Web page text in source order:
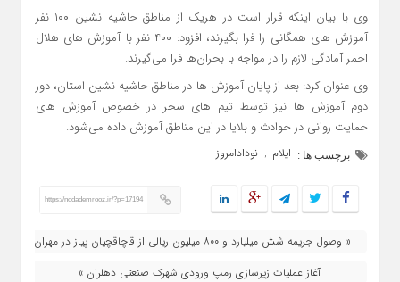
وی با بیان اینکه قرار است در هریک از مناطق حاشیه نشین ۱۰۰ نفر
آموزش های همگانی را فرا بگیرند، افزود: ۴۰۰ نفر با آموزش های هلال
احمر آمادگی لازم را در مواجه با بحران‌ها فرا می‌گیرند.
وی عنوان کرد: بعد از پایان آموزش ها در مناطق حاشیه نشین استان، دور
دوم آموزش ها نیز توسط تیم های سحر در خصوص آموزش های
حمایت روانی در حوادث و بلایا در این مناطق آموزش داده می‌شود.
برچسب ها : ایلام , نودادامروز
https://nodademrooz.ir/?p=17194
« وصول جریمه شش میلیارد و ۸۰۰ میلیون ریالی از قاچاقچیان پیاز در مهران
آغاز عملیات زیرسازی رمپ ورودی شهرک صنعتی دهلران »